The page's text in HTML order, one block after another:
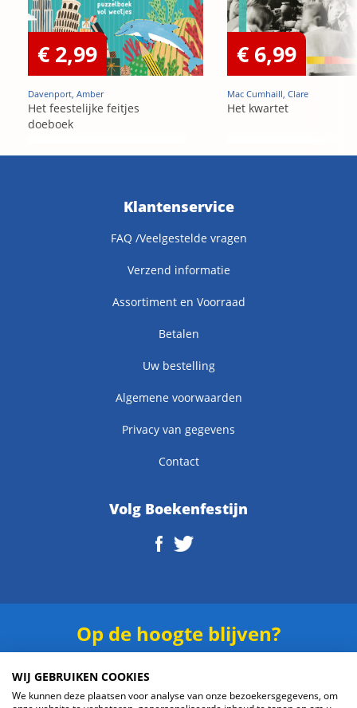
€ 2,99
Davenport, Amber
Het feestelijke feitjes
doeboek
€ 6,99
Mac Cumhaill, Clare
Het kwartet
Klantenservice
FAQ /Veelgestelde vragen
Verzend informatie
Assortiment en Voorraad
Betalen
Uw bestelling
Algemene voorwaarden
Privacy van gegevens
Contact
Volg Boekenfestijn
Op de hoogte blijven?
WIJ GEBRUIKEN COOKIES
We kunnen deze plaatsen voor analyse van onze bezoekersgegevens, om